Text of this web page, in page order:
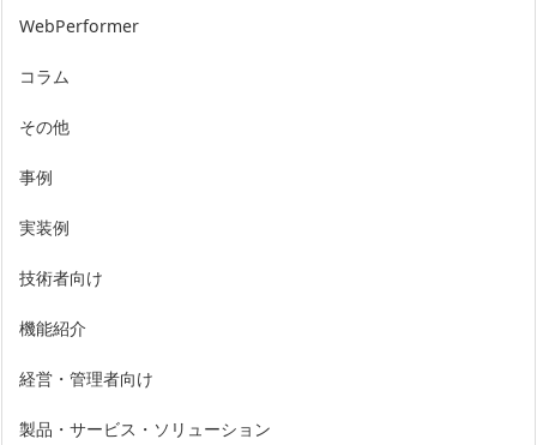
WebPerformer
コラム
その他
事例
実装例
技術者向け
機能紹介
経営・管理者向け
製品・サービス・ソリューション